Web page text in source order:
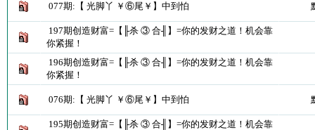
077期:【 光脚丫 ￥⑥尾￥】中到怕
197期创造财富=【╟杀 ③ 合╢】=你的发财之道！机会靠
你紧握！
196期创造财富=【╟杀 ③ 合╢】=你的发财之道！机会靠
你紧握！
076期:【 光脚丫 ￥⑥尾￥】中到怕
195期创造财富=【╟杀 ③ 合╢】=你的发财之道！机会靠